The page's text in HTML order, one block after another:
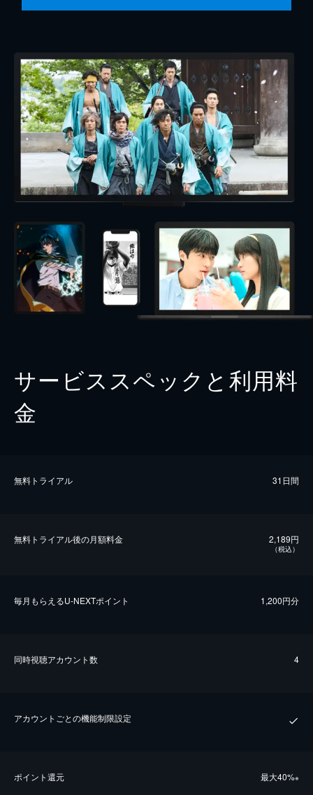
サービススペックと利用料
金
無料トライアル 31日間
無料トライアル後の⽉額料金 2,189円
（税込）
毎⽉もらえるU-NEXTポイント 1,200円分
同時視聴アカウント数 4
アカウントごとの機能制限設定
ポイント還元 最⼤40%※